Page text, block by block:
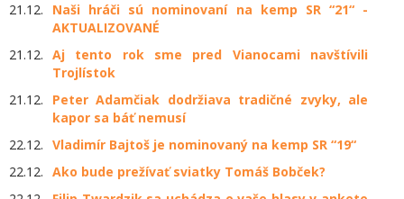
21.12.
Naši hráči sú nominovaní na kemp SR “21“ -
AKTUALIZOVANÉ
21.12. Aj tento rok sme pred Vianocami navštívili
Trojlístok
21.12.
Peter Adamčiak dodržiava tradičné zvyky, ale
kapor sa báť nemusí
22.12. Vladimír Bajtoš je nominovaný na kemp SR “19“
22.12. Ako bude prežívať sviatky Tomáš Bobček?